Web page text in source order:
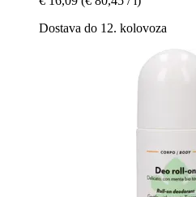
Dostava do 12. kolovoza